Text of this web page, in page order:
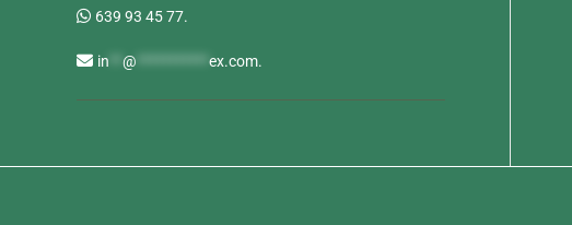
639 93 45 77.
in @ ex.com.